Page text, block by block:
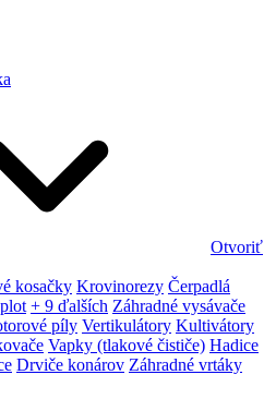
Otvoriť
kosačky Krovinorezy Čerpadlá
+ 9 ďalších Záhradné vysávače
píly Vertikulátory Kultivátory
Vapky (tlakové čističe) Hadice
Drviče konárov Záhradné vrtáky